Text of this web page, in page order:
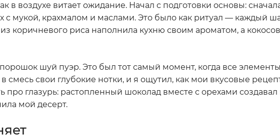
в воздухе витает ожидание. Начал с подготовки основы:
с мукой, крахмалом и маслами. Это было как ритуал — каждый
коричневого риса наполнила кухню своим ароматом, а
шуй пуэр. Это был тот самый момент, когда все
смесь свои глубокие нотки, и я ощутил, как мои вкусовые
глазурь: растопленный шоколад вместе с орехами
мой десерт.